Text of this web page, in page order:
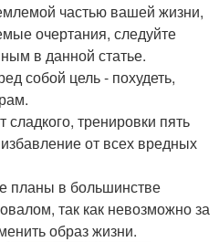
частью вашей жизни,
очертания, следуйте
в данной статье.
собой цель - похудеть,
тренировки пять
от всех вредных
планы в большинстве
так как невозможно за
образ жизни.